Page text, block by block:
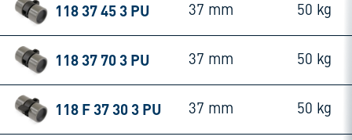
118 37 45 3 PU 37 mm 50 kg
118 37 70 3 PU 37 mm 50 kg
118 F 37 30 3 PU 37 mm 50 kg